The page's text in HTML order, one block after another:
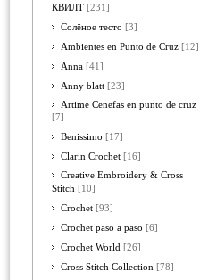
КВИЛТ [231]
Солёное тесто [3]
Ambientes en Punto de Cruz [12]
Anna [41]
Anny blatt [23]
Artime Cenefas en punto de cruz
[7]
Benissimo [17]
Clarin Crochet [16]
Creative Embroidery & Cross
Stitch [10]
Crochet [93]
Crochet paso a paso [6]
Crochet World [26]
Cross Stitch Collection [78]